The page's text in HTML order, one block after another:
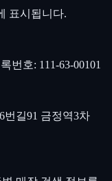
표시됩니다.
번호: 111-63-00101
번길91 금정역3차